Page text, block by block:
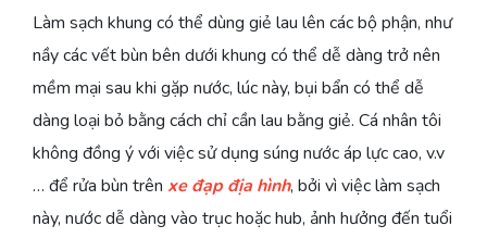
Làm sạch khung có thể dùng giẻ lau lên các bộ phận, như
nầy các vết bùn bên dưới khung có thể dễ dàng trở nên
mềm mại sau khi gặp nước, lúc này, bụi bẩn có thể dễ
dàng loại bỏ bằng cách chỉ cần lau bằng giẻ. Cá nhân tôi
không đồng ý với việc sử dụng súng nước áp lực cao, v.v
… để rửa bùn trên xe đạp địa hình, bởi vì việc làm sạch
này, nước dễ dàng vào trục hoặc hub, ảnh hưởng đến tuổi